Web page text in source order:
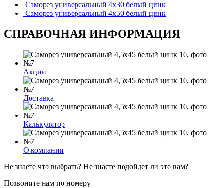
Саморез универсальный 4х30 белый цинк
Саморез универсальный 4х50 белый цинк
СПРАВОЧНАЯ ИНФОРМАЦИЯ
Акции
Доставка
Калькулятор
О компании
Не знаете что выбрать? Не знаете подойдет ли это вам?
Позвоните нам по номеру